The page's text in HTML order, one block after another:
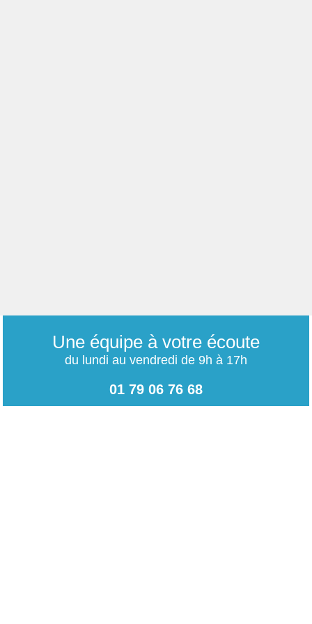
Une équipe à votre écoute
du lundi au vendredi de 9h à 17h
01 79 06 76 68